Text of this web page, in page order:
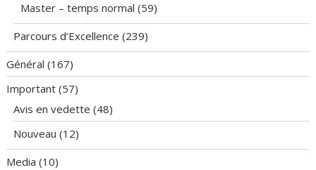
Master – temps normal (59)
Parcours d’Excellence (239)
Général (167)
Important (57)
Avis en vedette (48)
Nouveau (12)
Media (10)